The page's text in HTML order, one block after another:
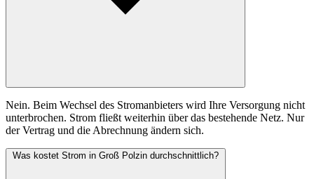
Nein. Beim Wechsel des Stromanbieters wird Ihre Versorgung nicht
unterbrochen. Strom fließt weiterhin über das bestehende Netz. Nur
der Vertrag und die Abrechnung ändern sich.
Was kostet Strom in Groß Polzin durchschnittlich?